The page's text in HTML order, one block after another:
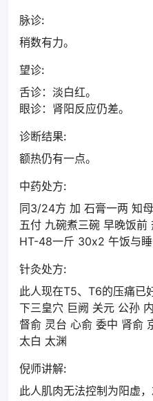
脉诊:
稍数有力。
望诊:
舌诊：淡白红。
眼诊：肾阳反应仍差。
诊断结果:
额热仍有一点。
中药处方:
同3/24方 加 石膏一两 知
五付 九碗煮三碗 早晚饭前
HT-48一斤 30x2 午饭与
针灸处方:
此人现在T5、T6的压痛已
下三皇穴 巨阙 关元 公孙
督俞 灵台 心俞 委中 肾俞
太白 太渊
倪师讲解:
此人肌肉无法控制为阳虚